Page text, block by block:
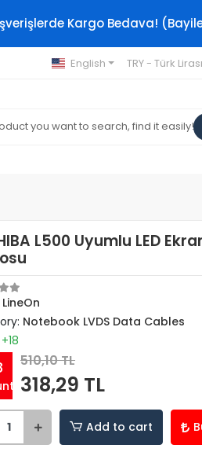
Kargo Bedava!
English TRY - Türk Lirası
L500 Uyumlu LED
LineOn
Notebook LVDS Data Cables
510,10 TL
318,29 TL
Add to cart